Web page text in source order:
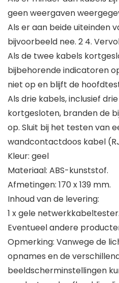
geen weergaven
Als er aan beide uiteinden
bijvoorbeeld nee. 2 4.
Als de twee kabels
bijbehorende indicatoren
niet op en blijft de
Als drie kabels, inclusief
kortgesloten, branden de
op. Sluit bij het testen van
wandcontactdoos kabel
Kleur: geel
Materiaal: ABS-kunststof.
Afmetingen: 170 x 139 mm.
Inhoud van de levering:
1 x gele netwerkkabeltester.
Eventueel andere
Opmerking: Vanwege de
opnames en de
beeldscherminstellingen